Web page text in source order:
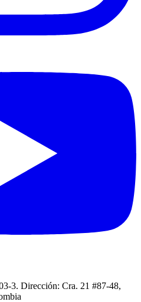
3. Dirección: Cra. 21 #87-48,